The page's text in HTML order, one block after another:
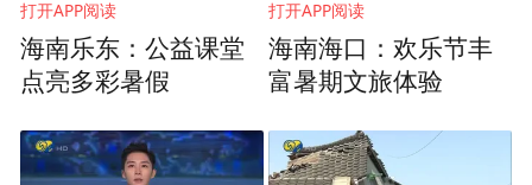
打开APP阅读
海南乐东：公益课堂
点亮多彩暑假
打开APP阅读
海南海口：欢乐节丰
富暑期文旅体验